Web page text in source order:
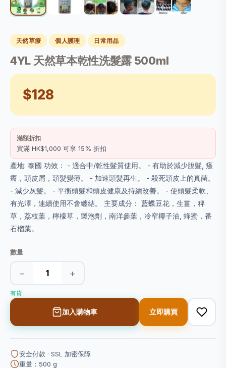
天然草療 個人護理 日常用品
4YL 天然草本乾性洗髮露 500ml
$128
滿額折扣
買滿 HK$1,000 可享 15% 折扣
產地: 泰國 功效： - 適合中/乾性髮質使用。 - 有助於減少脫髮, 瘙
癢，頭皮屑，頭髮變薄。 - 加速頭髮再生。 - 殺死頭皮上的真菌。
- 減少灰髮。 - 平衡頭髮和頭皮健康及持續改善。 - 使頭髮柔軟、
有光澤，連續使用不會纏結。 主要成分： 藍蝶豆花，生薑，稗
草，荔枝葉，檸檬草，製泡劑，南洋參葉，冷窄椰子油, 蜂蜜，番
石榴葉。
數量
− +
有貨
加入購物車 立即購買
安全付款 · SSL 加密保障
重量：500 g